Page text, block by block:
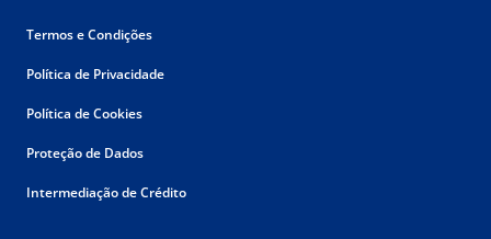
Termos e Condições
Política de Privacidade
Política de Cookies
Proteção de Dados
Intermediação de Crédito